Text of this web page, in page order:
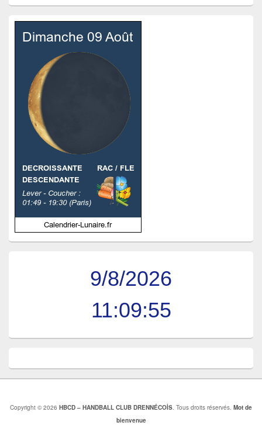
9/8/2026
11:09:55
Copyright © 2026 HBCD – HANDBALL CLUB DRENNÉCOİS. Tous droits réservés. Mot de
bienvenue